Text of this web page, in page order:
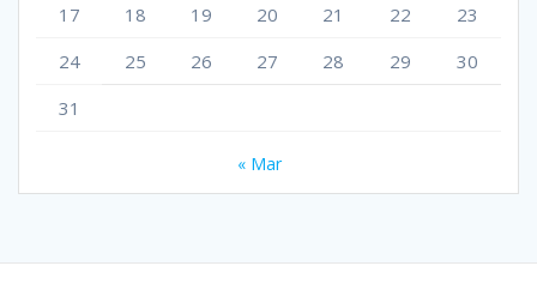
17
18 19 20 21 22
23
24
25 26 27 28 29
30
31
« Mar